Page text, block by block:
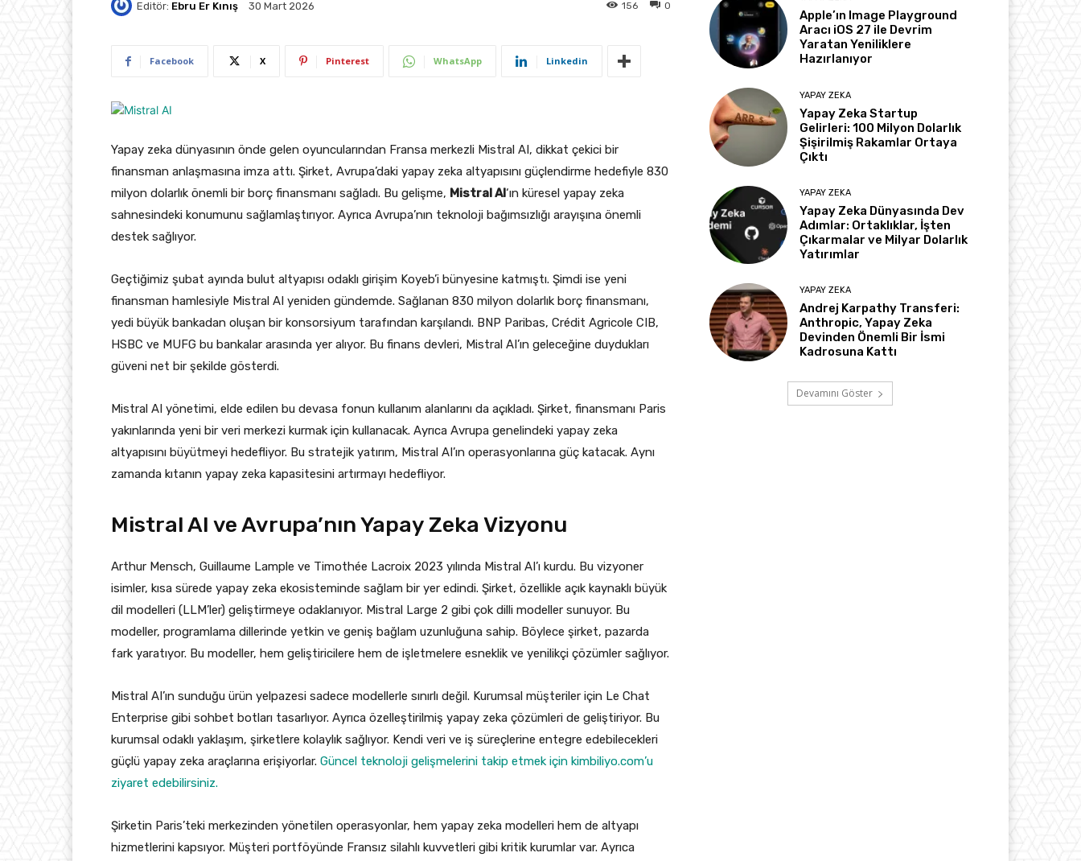
Editör: Ebru Er Kınış 30 Mart 2026 0
156
Facebook X Pinterest WhatsApp Linkedin
Yapay zeka dünyasının önde gelen oyuncularından Fransa merkezli Mistral AI, dikkat çekici bir
finansman anlaşmasına imza attı. Şirket, Avrupa’daki yapay zeka altyapısını güçlendirme hedefiyle 830
milyon dolarlık önemli bir borç finansmanı sağladı. Bu gelişme, Mistral AI‘ın küresel yapay zeka
sahnesindeki konumunu sağlamlaştırıyor. Ayrıca Avrupa’nın teknoloji bağımsızlığı arayışına önemli
destek sağlıyor.
Geçtiğimiz şubat ayında bulut altyapısı odaklı girişim Koyeb’i bünyesine katmıştı. Şimdi ise yeni
finansman hamlesiyle Mistral AI yeniden gündemde. Sağlanan 830 milyon dolarlık borç finansmanı,
yedi büyük bankadan oluşan bir konsorsiyum tarafından karşılandı. BNP Paribas, Crédit Agricole CIB,
HSBC ve MUFG bu bankalar arasında yer alıyor. Bu finans devleri, Mistral AI’ın geleceğine duydukları
güveni net bir şekilde gösterdi.
Mistral AI yönetimi, elde edilen bu devasa fonun kullanım alanlarını da açıkladı. Şirket, finansmanı Paris
yakınlarında yeni bir veri merkezi kurmak için kullanacak. Ayrıca Avrupa genelindeki yapay zeka
altyapısını büyütmeyi hedefliyor. Bu stratejik yatırım, Mistral AI’ın operasyonlarına güç katacak. Aynı
zamanda kıtanın yapay zeka kapasitesini artırmayı hedefliyor.
Mistral AI ve Avrupa’nın Yapay Zeka Vizyonu
Arthur Mensch, Guillaume Lample ve Timothée Lacroix 2023 yılında Mistral AI’ı kurdu. Bu vizyoner
isimler, kısa sürede yapay zeka ekosisteminde sağlam bir yer edindi. Şirket, özellikle açık kaynaklı büyük
dil modelleri (LLM’ler) geliştirmeye odaklanıyor. Mistral Large 2 gibi çok dilli modeller sunuyor. Bu
modeller, programlama dillerinde yetkin ve geniş bağlam uzunluğuna sahip. Böylece şirket, pazarda
fark yaratıyor. Bu modeller, hem geliştiricilere hem de işletmelere esneklik ve yenilikçi çözümler sağlıyor.
Mistral AI’ın sunduğu ürün yelpazesi sadece modellerle sınırlı değil. Kurumsal müşteriler için Le Chat
Enterprise gibi sohbet botları tasarlıyor. Ayrıca özelleştirilmiş yapay zeka çözümleri de geliştiriyor. Bu
kurumsal odaklı yaklaşım, şirketlere kolaylık sağlıyor. Kendi veri ve iş süreçlerine entegre edebilecekleri
güçlü yapay zeka araçlarına erişiyorlar. Güncel teknoloji gelişmelerini takip etmek için kimbiliyo.com’u
ziyaret edebilirsiniz.
Şirketin Paris’teki merkezinden yönetilen operasyonlar, hem yapay zeka modelleri hem de altyapı
hizmetlerini kapsıyor. Müşteri portföyünde Fransız silahlı kuvvetleri gibi kritik kurumlar var. Ayrıca
Apple’ın Image Playground
Aracı iOS 27 ile Devrim
Yaratan Yeniliklere
Hazırlanıyor
YAPAY ZEKA
Yapay Zeka Startup
Gelirleri: 100 Milyon Dolarlık
Şişirilmiş Rakamlar Ortaya
Çıktı
YAPAY ZEKA
Yapay Zeka Dünyasında Dev
Adımlar: Ortaklıklar, İşten
Çıkarmalar ve Milyar Dolarlık
Yatırımlar
YAPAY ZEKA
Andrej Karpathy Transferi:
Anthropic, Yapay Zeka
Devinden Önemli Bir İsmi
Kadrosuna Kattı
Devamını Göster